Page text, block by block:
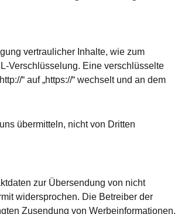
vertraulicher Inhalte, wie zum
Verschlüsselung. Eine verschlüsselte
“ auf „https://“ wechselt und an dem
übermitteln, nicht von Dritten
zur Übersendung von nicht
widersprochen. Die Betreiber der
Zusendung von Werbeinformationen,